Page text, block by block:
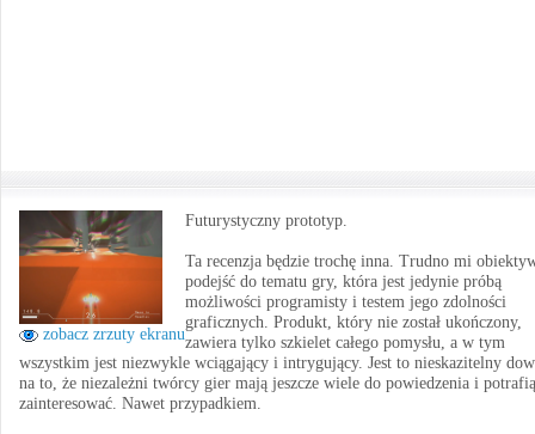
zobacz zrzuty ekranu
Futurystyczny prototyp.
Ta recenzja będzie trochę inna. Trudno mi
podejść do tematu gry, która jest jedynie próbą
możliwości programisty i testem jego zdolności
graficznych. Produkt, który nie został ukończony,
zawiera tylko szkielet całego pomysłu, a w tym
wszystkim jest niezwykle wciągający i intrygujący. Jest to nieskazitelny
na to, że niezależni twórcy gier mają jeszcze wiele do powiedzenia i potrafią
zainteresować. Nawet przypadkiem.